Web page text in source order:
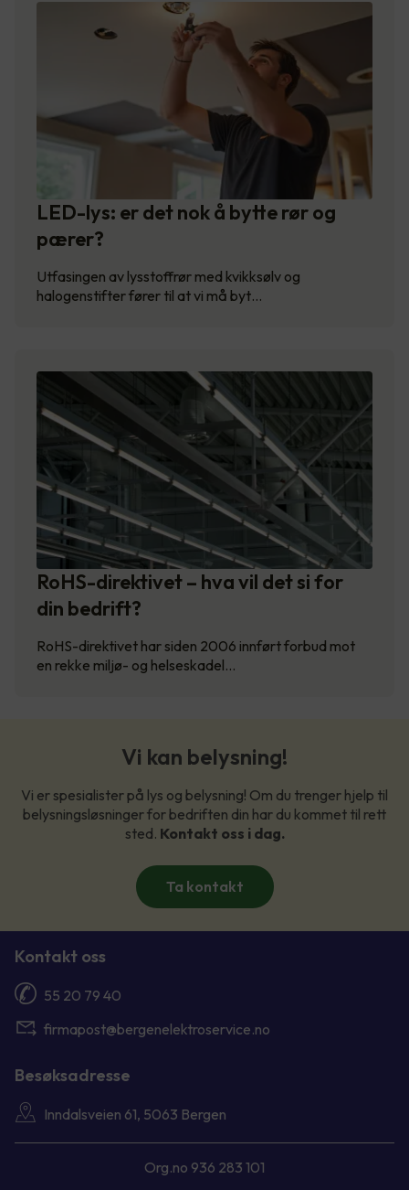
LED-lys: er det nok å bytte rør og
pærer?
Utfasingen av lysstoffrør med kvikksølv og
halogenstifter fører til at vi må byt…
RoHS-direktivet – hva vil det si for
din bedrift?
RoHS-direktivet har siden 2006 innført forbud mot
en rekke miljø- og helseskadel…
Vi kan belysning!
Vi er spesialister på lys og belysning! Om du trenger hjelp til
belysningsløsninger for bedriften din har du kommet til rett
sted. Kontakt oss i dag.
Ta kontakt
Kontakt oss
55 20 79 40
firmapost@bergenelektroservice.no
Besøksadresse
Inndalsveien 61, 5063 Bergen
Org.no 936 283 101